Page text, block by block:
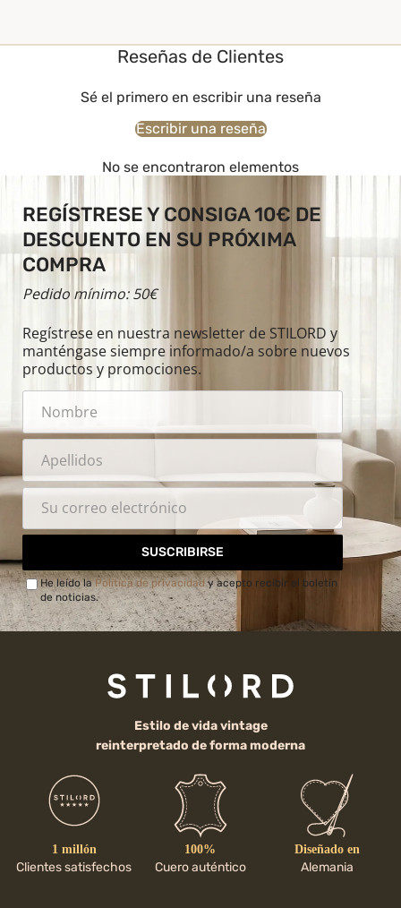
Reseñas de Clientes
Sé el primero en escribir una reseña
Escribir una reseña
No se encontraron elementos
REGÍSTRESE Y CONSIGA 10€ DE
DESCUENTO EN SU PRÓXIMA
COMPRA
Pedido mínimo: 50€
Regístrese en nuestra newsletter de STILORD y
manténgase siempre informado/a sobre nuevos
productos y promociones.
SUSCRIBIRSE
He leído laPolítica de privacidady acepto recibir el boletín
de noticias.
Estilo de vida vintage
reinterpretado de forma moderna
1 millón
Clientes satisfechos
100%
Cuero auténtico
Diseñado en
Alemania